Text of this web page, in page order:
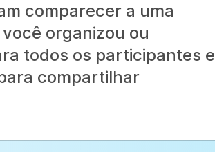
comparecer a uma
organizou ou
todos os participantes e
compartilhar